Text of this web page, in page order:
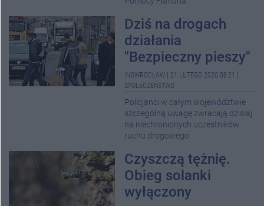
Dziś na drogach
działania
"Bezpieczny pieszy"
INOWROCŁAW 21 LUTEGO 2020 08:21
SPOŁECZEŃSTWO
Policjanci w całym województwie
szczególną uwagę zwracają dzisiaj
na niechronionych uczestników
ruchu drogowego.
Czyszczą tężnię.
Obieg solanki
wyłączony